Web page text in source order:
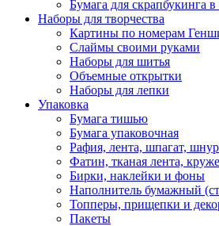
Бумага для скрапбукинга в
Наборы для творчества
Картины по номерам
Слаймы своими руками
Наборы для шитья
Объемные открытки
Наборы для лепки
Упаковка
Бумага тишью
Бумага упаковочная
Рафия, лента, шпагат, шнур
Фатин, тканая лента,
Бирки, наклейки и фоны
Наполнитель бумажный
Топперы, прищепки и
Пакеты